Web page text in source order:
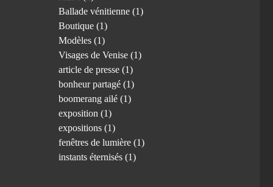
Ballade vénitienne (1)
Boutique (1)
Modèles (1)
Visages de Venise (1)
article de presse (1)
bonheur partagé (1)
boomerang ailé (1)
exposition (1)
expositions (1)
fenêtres de lumière (1)
instants éternisés (1)